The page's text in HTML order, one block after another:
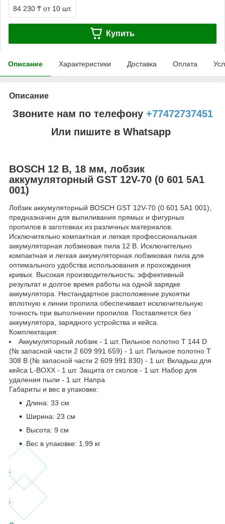
84 230 ₸ от 10 шт.
Купить
Описание Характеристики Доставка Оплата
Описание
Звоните нам по телефону +77472737451
Или пишите в Whatsapp
BOSCH 12 В, 18 мм, лобзик
аккумуляторный GST 12V-70 (0 601 5A1
001)
Лобзик аккумуляторный BOSCH GST 12V-70 (0 601 5A1 001),
предназначен для выпиливания прямых и фигурных
пропилов в заготовках из различных материалов.
Исключительно компактная и легкая профессиональная
аккумуляторная лобзиковая пила 12 В. Исключительно
компактная и легкая аккумуляторная лобзиковая пила для
оптимального удобства использования и прохождения
кривых. Высокая производительность: эффективный
результат и долгое время работы на одной зарядке
аккумулятора. Нестандартное расположение рукоятки
вплотную к линии пропила обеспечивает исключительную
точность при выполнении пропилов. Поставляется без
аккумулятора, зарядного устройства и кейса.
Комплектация:
Аккумуляторный лобзик - 1 шт. Пильное полотно T 144 D
(№ запасной части 2 609 991 659) - 1 шт. Пильное полотно T
308 B (№ запасной части 2 609 991 830) - 1 шт. Вкладыш для
кейса L-BOXX - 1 шт. Защита от сколов - 1 шт. Набор для
удаления пыли - 1 шт. Напра
Габариты и вес в упаковке:
Длина: 33 см
Ширина: 23 см
Высота: 9 см
Вес в упаковке: 1.99 кг